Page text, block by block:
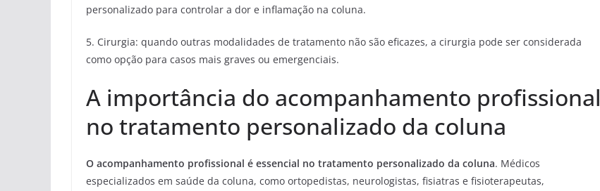
personalizado para controlar a dor e inflamação na coluna.
5. Cirurgia: quando outras modalidades de tratamento não são eficazes, a cirurgia pode ser considerada
como opção para casos mais graves ou emergenciais.
A importância do acompanhamento profissional
no tratamento personalizado da coluna
O acompanhamento profissional é essencial no tratamento personalizado da coluna. Médicos
especializados em saúde da coluna, como ortopedistas, neurologistas, fisiatras e fisioterapeutas,